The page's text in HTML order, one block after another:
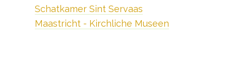
Schatkamer Sint Servaas
Maastricht - Kirchliche Museen